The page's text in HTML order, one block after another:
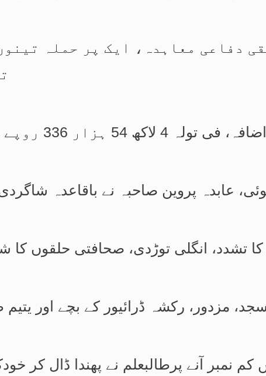
دفاعی معاہدہ، ایک پر حملہ
336 روپے کا ہوگیا
عابدہ پروین صاحبہ نے باقاعدہ شاگردی
کا تشدد، انگلی توڑدی، صحافتی حلقوں کا
مزدور، رکشہ ڈرائیور کے بچے اور
کم نمبر آنے پرطالبعلم نے پھندا ڈال کر